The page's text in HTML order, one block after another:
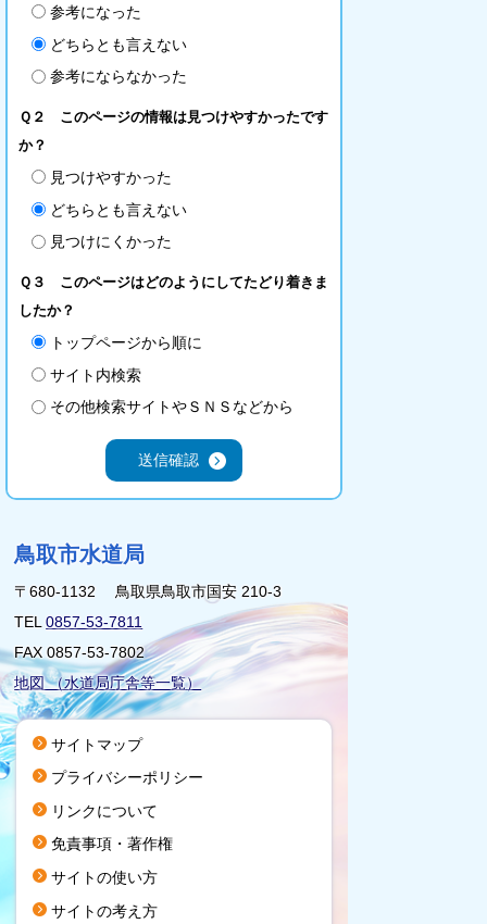
参考になった
どちらとも言えない
参考にならなかった
Ｑ２ このページの情報は見つけやすかったです
か？
見つけやすかった
どちらとも言えない
見つけにくかった
Ｑ３ このページはどのようにしてたどり着きま
したか？
トップページから順に
サイト内検索
その他検索サイトやＳＮＳなどから
鳥取市水道局
〒680-1132 鳥取県鳥取市国安 210-3
TEL0857-53-7811
FAX 0857-53-7802
地図 （水道局庁舎等一覧）
サイトマップ
プライバシーポリシー
リンクについて
免責事項・著作権
サイトの使い方
サイトの考え方